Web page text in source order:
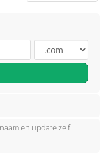
en update zelf